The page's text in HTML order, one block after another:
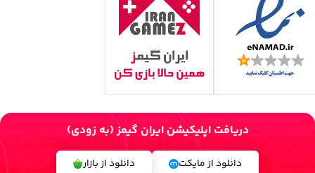
دریافت اپلیکیشن ایران گیمز (به زودی)
دانلود از مایکت دانلود از بازار